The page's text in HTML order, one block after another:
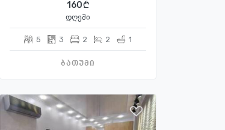
160
დღეში
5 3 2 2 1
ბათუმი